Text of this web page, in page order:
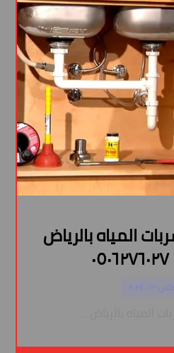
المياه بالرياض
٢٠٢٤